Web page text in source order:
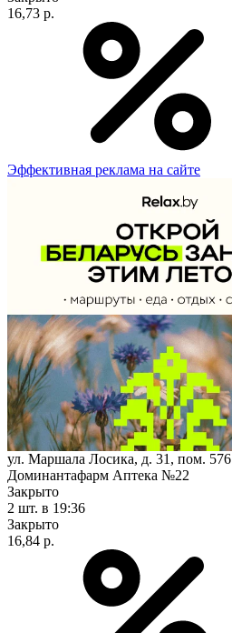
16,73 р.
Эффективная реклама на сайте
ул. Маршала Лосика, д. 31, пом. 576
Доминантафарм Аптека №22
Закрыто
2 шт. в 19:36
Закрыто
16,84 р.